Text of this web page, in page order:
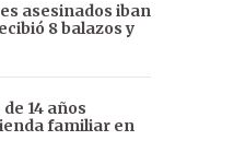
asesinados iban
8 balazos y
14 años
familiar en